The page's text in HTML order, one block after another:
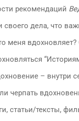
рекомендаций
своего дела, что
меня
– внутри
черпать
статьи/тексты,